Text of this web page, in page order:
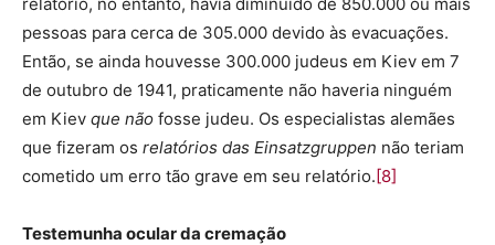
pessoas para cerca de 305.000 devido às evacuações.
Então, se ainda houvesse 300.000 judeus em Kiev em 7
de outubro de 1941, praticamente não haveria ninguém
em Kiev que não fosse judeu. Os especialistas alemães
que fizeram os relatórios das Einsatzgruppen não teriam
cometido um erro tão grave em seu relatório.[8]
Testemunha ocular da cremação